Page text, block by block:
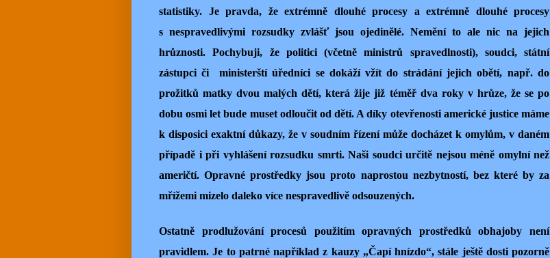
statistiky. Je pravda, že extrémně dlouhé procesy a extrémně dlouhé procesy
s nespravedlivými rozsudky zvlášť jsou ojedinělé. Nemění to ale nic na jejich
hrůznosti. Pochybuji, že politici (včetně ministrů spravedlnosti), soudci, státní
zástupci či ministerští úředníci se dokáží vžít do strádání jejich obětí, např. do
prožitků matky dvou malých dětí, která žije již téměř dva roky v hrůze, že se po
dobu osmi let bude muset odloučit od dětí. A díky otevřenosti americké justice máme
k disposici exaktní důkazy, že v soudním řízení může docházet k omylům, v daném
případě i při vyhlášení rozsudku smrti. Naši soudci určitě nejsou méně omylní než
američtí. Opravné prostředky jsou proto naprostou nezbytností, bez které by za
mřížemi mizelo daleko více nespravedlivě odsouzených.
Ostatně prodlužování procesů použitím opravných prostředků obhajoby není
pravidlem. Je to patrné například z kauzy „Čapí hnízdo“, stále ještě dosti pozorně